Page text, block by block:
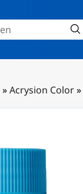
»Acrysion Color»